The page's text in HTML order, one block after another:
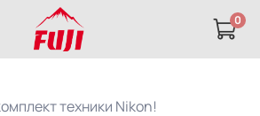
0
техники Nikon!